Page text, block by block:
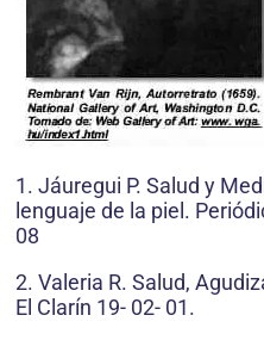
1. Jáuregui P. Salud y
lenguaje de la piel.
08
2. Valeria R. Salud,
El Clarín 19- 02- 01.